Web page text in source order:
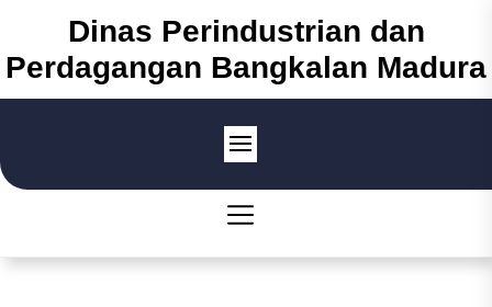
the
content
Dinas Perindustrian dan
Perdagangan Bangkalan Madura